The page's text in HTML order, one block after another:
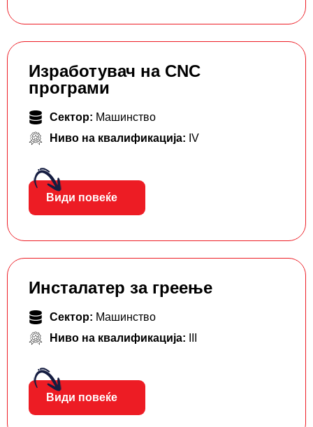
Изработувач на CNC
програми
Сектор: Машинство
Ниво на квалификација: IV
Види повеќе
Инсталатер за греење
Сектор: Машинство
Ниво на квалификација:
Види повеќе